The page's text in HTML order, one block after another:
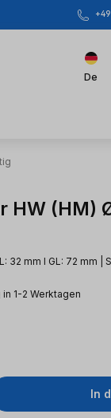
De
HW (HM)
32 mm l GL: 72 mm |
1-2 Werktagen
In